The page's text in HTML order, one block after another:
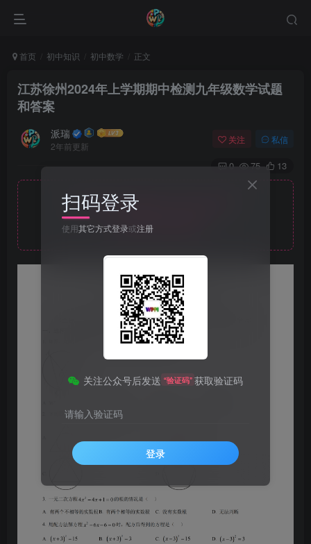
首页 初中知识 初中数学 正文
江苏徐州2024年上学期期中检测九年级数学试题
和答案
派瑞
2年前更新
关注 私信
0 75 13
此处内容已隐藏，黄金会员可见
请登录后查看特权
扫码登录
使用其它方式登录或注册
关注公众号后发送 “验证码” 获取验证码
请输入验证码
登录